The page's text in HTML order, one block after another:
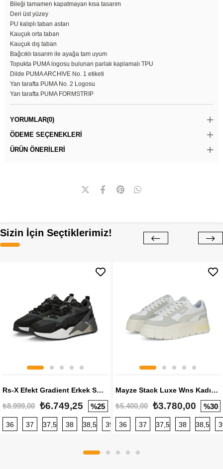
Bileği tamamen kapatmayan kısa tasarım
Deri üst yüzey
PU kalıplı taban astarı
Kauçuk orta taban
Kauçuk dış taban
Bağcıklı tasarım ile ayağa tam uyum
Topukta PUMA logosu bulunan parlak kaplamalı TPU
Dilde PUMA ARCHIVE No. 1 etiketi
Yan tarafta PUMA No. 2 Logosu
Yan tarafta PUMA FORMSTRIP
YORUMLAR(0)
ÖDEME SEÇENEKLERI
ÜRÜN ÖNERILERI
Sizin İçin Seçtiklerimiz!
Rs-X Efekt Gradient Erkek Sneaker
₺8.999,00 ₺6.749,25 %25
36 37 37,5 38 38,5 39 40 40,5 41 42 42,5
Mayze Stack Luxe Wns Kadın Sneaker
₺5.400,00 ₺3.780,00 %30
36 37 37,5 38 38,5